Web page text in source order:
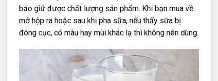
bảo giữ được chất lượng sản phẩm. Khi bạn mua về
mở hộp ra hoặc sau khi pha sữa, nếu thấy sữa bị
đóng cục, có màu hay mùi khác lạ thì không nên dùng.